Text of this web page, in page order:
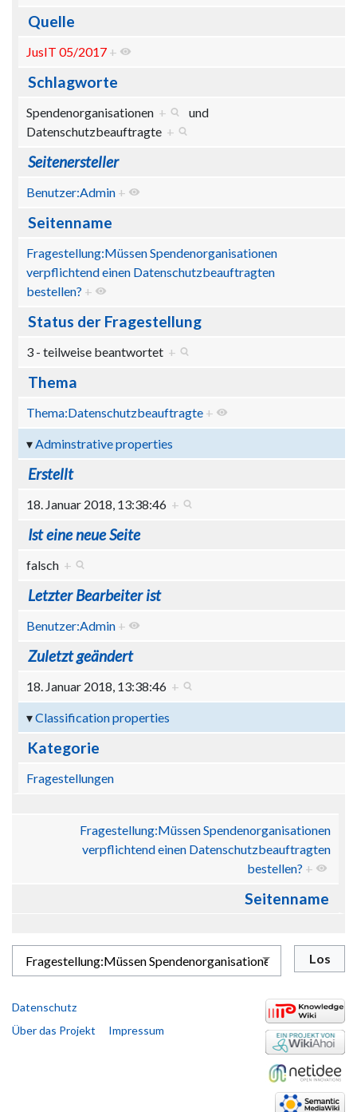
Quelle
JusIT 05/2017 +
Schlagworte
Spendenorganisationen +
und
Datenschutzbeauftragte +
Seitenersteller
Benutzer:Admin +
Seitenname
Fragestellung:Müssen Spendenorganisationen
verpflichtend einen Datenschutzbeauftragten
bestellen? +
Status der Fragestellung
3 - teilweise beantwortet +
Thema
Thema:Datenschutzbeauftragte +
Adminstrative properties
Erstellt
18. Januar 2018, 13:38:46 +
Ist eine neue Seite
falsch +
Letzter Bearbeiter ist
Benutzer:Admin +
Zuletzt geändert
18. Januar 2018, 13:38:46 +
Classification properties
Kategorie
Fragestellungen
Fragestellung:Müssen Spendenorganisationen
verpflichtend einen Datenschutzbeauftragten
bestellen? +
Seitenname
Datenschutz
Über das Projekt
Impressum